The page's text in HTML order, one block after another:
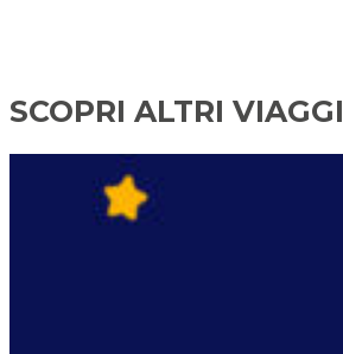
SCOPRI ALTRI VIAGGI